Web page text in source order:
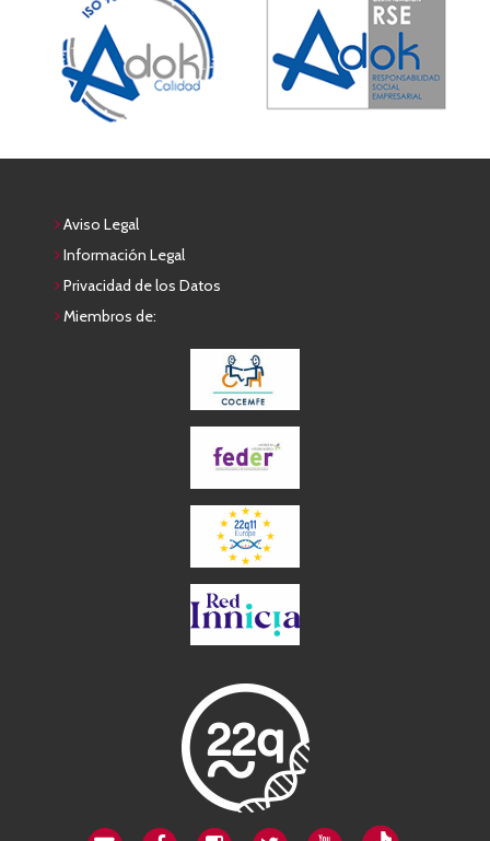
Aviso Legal
Información Legal
Privacidad de los Datos
Miembros de: